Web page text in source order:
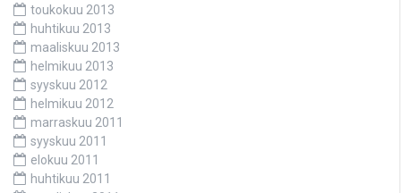
toukokuu 2013
huhtikuu 2013
maaliskuu 2013
helmikuu 2013
syyskuu 2012
helmikuu 2012
marraskuu 2011
syyskuu 2011
elokuu 2011
huhtikuu 2011